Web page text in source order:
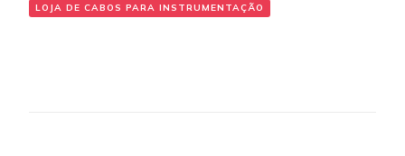
LOJA DE CABOS PARA INSTRUMENTAÇÃO